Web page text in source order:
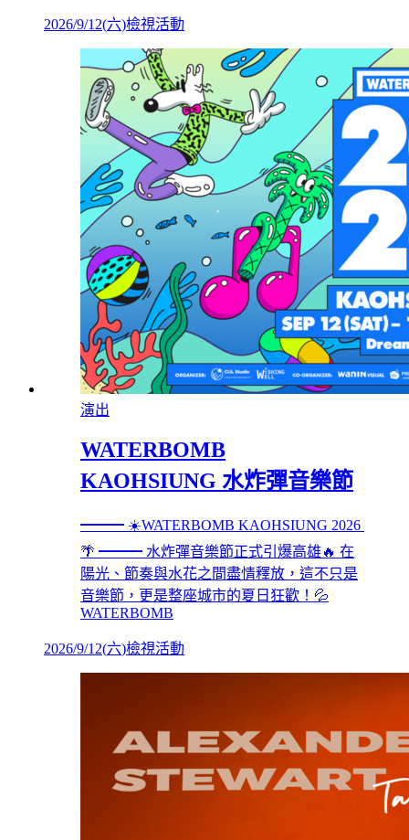
2026/9/12(六)檢視活動
演出
WATERBOMB
KAOHSIUNG 水炸彈音樂節
━━━ ☀️WATERBOMB KAOHSIUNG 2026
🌴 ━━━ 水炸彈音樂節正式引爆高雄🔥 在
陽光、節奏與水花之間盡情釋放，這不只是
音樂節，更是整座城市的夏日狂歡！💦
WATERBOMB
2026/9/12(六)檢視活動